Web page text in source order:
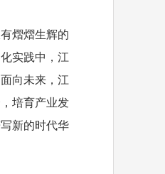
熠熠生辉的
实践中，江
向未来，江
培育产业发
新的时代华